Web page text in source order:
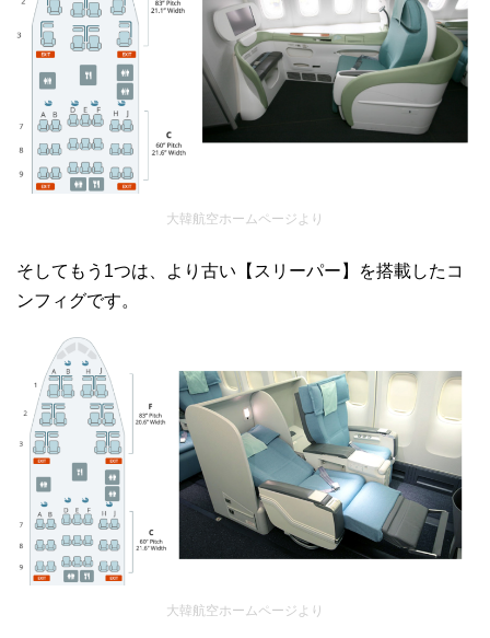
大韓航空ホームページより
そしてもう1つは、より古い【スリーパー】を搭載したコ
ンフィグです。
大韓航空ホームページより